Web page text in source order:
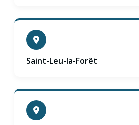
Saint-Leu-la-Forêt